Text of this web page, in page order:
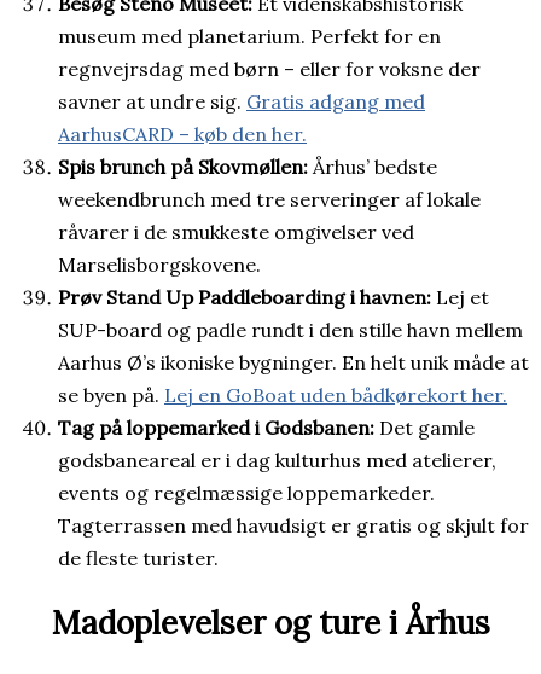
museum med planetarium. Perfekt for en
regnvejrsdag med børn – eller for voksne der
savner at undre sig. Gratis adgang med
AarhusCARD – køb den her.
Spis brunch på Skovmøllen:Århus’ bedste
weekendbrunch med tre serveringer af lokale
råvarer i de smukkeste omgivelser ved
Marselisborgskovene.
Prøv Stand Up Paddleboarding i havnen: Lej et
SUP-board og padle rundt i den stille havn mellem
Aarhus Ø’s ikoniske bygninger. En helt unik måde at
se byen på. Lej en GoBoat uden bådkørekort her.
Tag på loppemarked i Godsbanen: Det gamle
godsbaneareal er i dag kulturhus med atelierer,
events og regelmæssige loppemarkeder.
Tagterrassen med havudsigt er gratis og skjult for
de fleste turister.
Madoplevelser og ture i Århus